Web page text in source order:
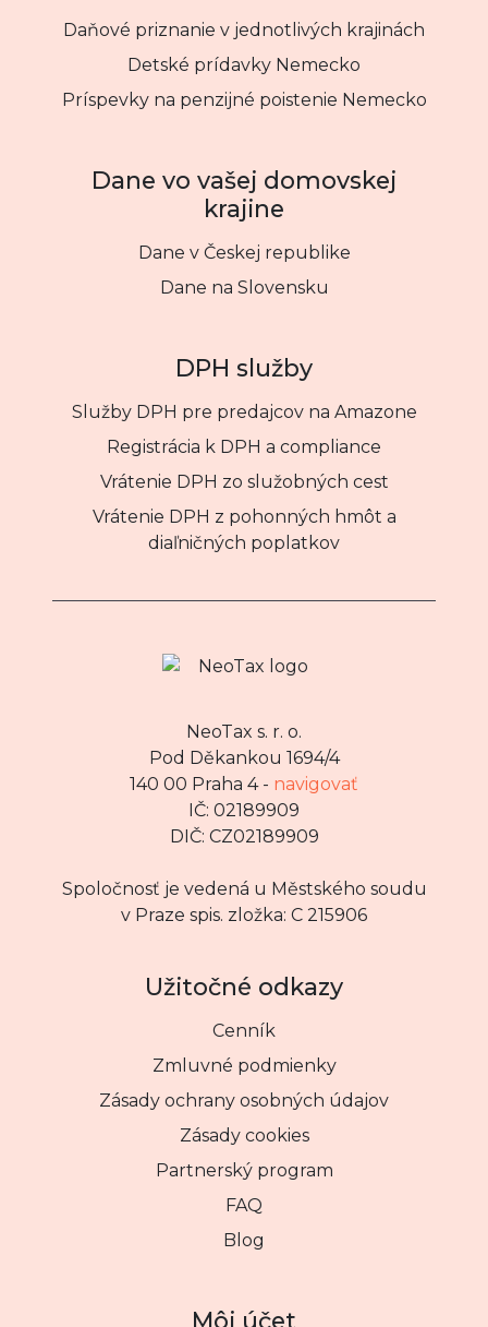
Daňové priznanie v jednotlivých krajinách
Detské prídavky Nemecko
Príspevky na penzijné poistenie Nemecko
Dane vo vašej domovskej
krajine
Dane v Českej republike
Dane na Slovensku
DPH služby
Služby DPH pre predajcov na Amazone
Registrácia k DPH a compliance
Vrátenie DPH zo služobných cest
Vrátenie DPH z pohonných hmôt a
diaľničných poplatkov
NeoTax s. r. o.
Pod Děkankou 1694/4
140 00 Praha 4 - navigovať
IČ: 02189909
DIČ: CZ02189909
Spoločnosť je vedená u Městského soudu
v Praze spis. zložka: C 215906
Užitočné odkazy
Cenník
Zmluvné podmienky
Zásady ochrany osobných údajov
Zásady cookies
Partnerský program
FAQ
Blog
Môj účet